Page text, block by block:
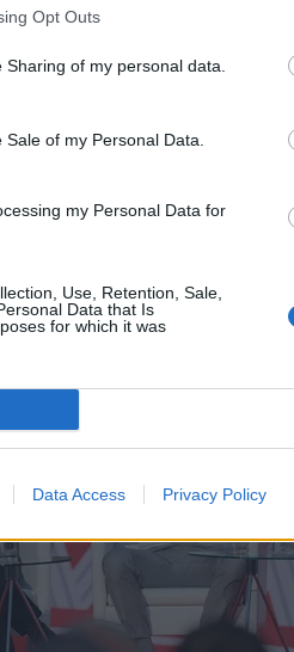
Opt Outs
of my personal data.
of my Personal Data.
my Personal Data for
Use, Retention, Sale,
Data that Is
for which it was
Data Access Privacy Policy